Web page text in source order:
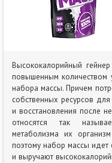
Высококалорийный
повышенным количеством
набора массы. Причем
собственных ресурсов
и восстановления после
относятся так
метаболизма их
поэтому набор массы идет
и выручают